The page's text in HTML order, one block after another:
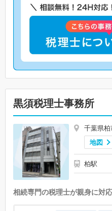
黒須税理士事務所
千葉県
地図
柏駅
相続専門の税理士が親身に対